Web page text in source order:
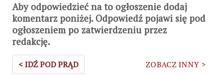
Aby odpowiedzieć na to ogłoszenie dodaj
komentarz poniżej. Odpowiedź pojawi się pod
ogłoszeniem po zatwierdzeniu przez
redakcję.
< IDŹ POD PRĄD ZOBACZ INNY >